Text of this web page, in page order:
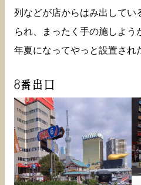
列などが店からはみ出してい
られ、まったく手の施しよ
年夏になってやっと設置され
8番出口